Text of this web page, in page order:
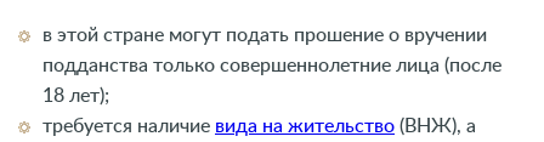
в этой стране могут подать прошение о вручении
подданства только совершеннолетние лица (после
18 лет);
требуется наличие вида на жительство (ВНЖ), а